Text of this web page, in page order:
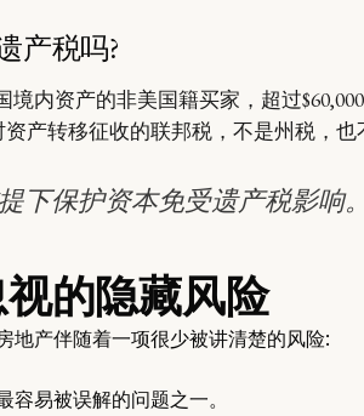
产税吗?
内资产的非美国籍买家，超过
产转移征收的联邦税，不是州税，也
下保护资本免受遗产税影响。
的隐藏风险
地产伴随着一项很少被讲清楚的风险:
易被误解的问题之一。